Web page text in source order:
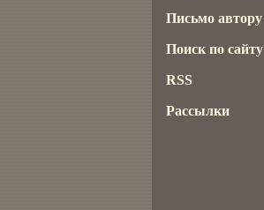
Письмо автору
Поиск по сайту
RSS
Рассылки